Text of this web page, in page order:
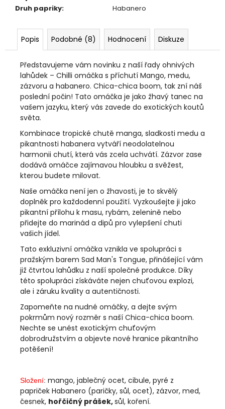
Druh papriky: Habanero
Popis Podobné (8) Hodnocení Diskuze
Představujeme vám novinku z naší řady ohnivých
lahůdek – Chilli omáčka s příchutí Mango, medu,
zázvoru a habanero. Chica-chica boom, tak zní náš
poslední počin! Tato omáčka je jako žhavý tanec na
vašem jazyku, který vás zavede do exotických koutů
světa.
Kombinace tropické chutě manga, sladkosti medu a
pikantnosti habanera vytváří neodolatelnou
harmonii chutí, která vás zcela uchvátí. Zázvor zase
dodává omáčce zajímavou hloubku a svěžest,
kterou budete milovat.
Naše omáčka není jen o žhavosti, je to skvělý
doplněk pro každodenní použití. Vyzkoušejte ji jako
pikantní přílohu k masu, rybám, zelenině nebo
přidejte do marinád a dipů pro vylepšení chuti
vašich jídel.
Tato exkluzivní omáčka vznikla ve spolupráci s
pražským barem Sad Man's Tongue, přinášející vám
již čtvrtou lahůdku z naší společné produkce. Díky
této spolupráci získáváte nejen chuťovou explozi,
ale i záruku kvality a autentičnosti.
Zapomeňte na nudné omáčky, a dejte svým
pokrmům nový rozměr s naší Chica-chica boom.
Nechte se unést exotickým chuťovým
dobrodružstvím a objevte nové hranice pikantního
potěšení!
Složení: mango, jablečný ocet, cibule, pyré z
papriček Habanero (paričky, sůl, ocet), zázvor, med,
česnek, hořčičný prášek,sůl, koření.